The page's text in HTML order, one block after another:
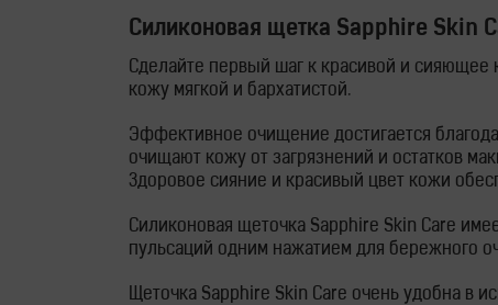
Силиконовая щетка Sapphire Skin
Сделайте первый шаг к красивой и сияющее
кожу мягкой и бархатистой.
Эффективное очищение достигается
очищают кожу от загрязнений и остатков
Здоровое сияние и красивый цвет кожи
Силиконовая щеточка Sapphire Skin Care
пульсаций одним нажатием для бережного
Щеточка Sapphire Skin Care очень удобна в